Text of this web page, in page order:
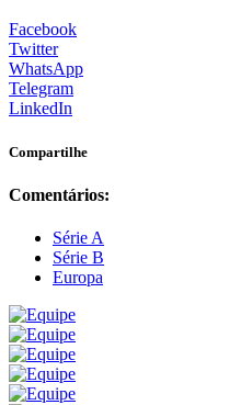
Facebook
Twitter
WhatsApp
Telegram
LinkedIn
Compartilhe
Comentários:
Série A
Série B
Europa